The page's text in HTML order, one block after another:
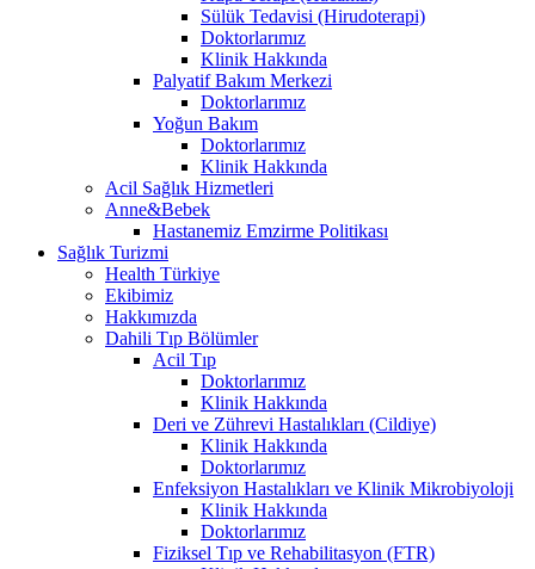
Sülük Tedavisi (Hirudoterapi)
Doktorlarımız
Klinik Hakkında
Palyatif Bakım Merkezi
Doktorlarımız
Yoğun Bakım
Doktorlarımız
Klinik Hakkında
Acil Sağlık Hizmetleri
Anne&Bebek
Hastanemiz Emzirme Politikası
Sağlık Turizmi
Health Türkiye
Ekibimiz
Hakkımızda
Dahili Tıp Bölümler
Acil Tıp
Doktorlarımız
Klinik Hakkında
Deri ve Zührevi Hastalıkları (Cildiye)
Klinik Hakkında
Doktorlarımız
Enfeksiyon Hastalıkları ve Klinik Mikrobiyoloji
Klinik Hakkında
Doktorlarımız
Fiziksel Tıp ve Rehabilitasyon (FTR)